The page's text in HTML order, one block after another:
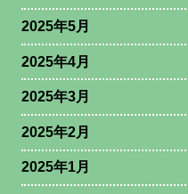
2025年5月
2025年4月
2025年3月
2025年2月
2025年1月